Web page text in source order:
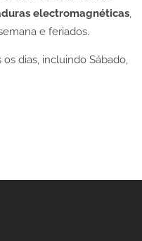
electromagnéticas,
e feriados.
dias, incluindo Sábado,